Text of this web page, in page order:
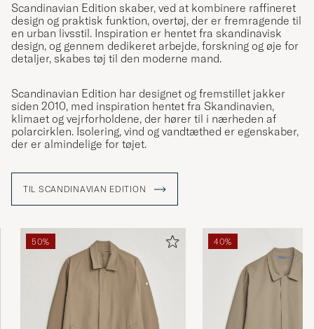
Scandinavian Edition skaber, ved at kombinere raffineret
design og praktisk funktion, overtøj, der er fremragende til
en urban livsstil. Inspiration er hentet fra skandinavisk
design, og gennem dedikeret arbejde, forskning og øje for
detaljer, skabes tøj til den moderne mand.
Scandinavian Edition har designet og fremstillet jakker
siden 2010, med inspiration hentet fra Skandinavien,
klimaet og vejrforholdene, der hører til i nærheden af
polarcirklen. Isolering, vind og vandtæthed er egenskaber,
der er almindelige for tøjet.
TIL SCANDINAVIAN EDITION
50% 40%